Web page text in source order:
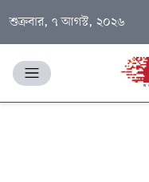
শুক্রবার, ৭ আগস্ট, ২০২৬